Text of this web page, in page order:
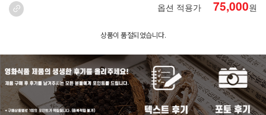
옵션 적용가 75,000원
상품이 품절되었습니다.